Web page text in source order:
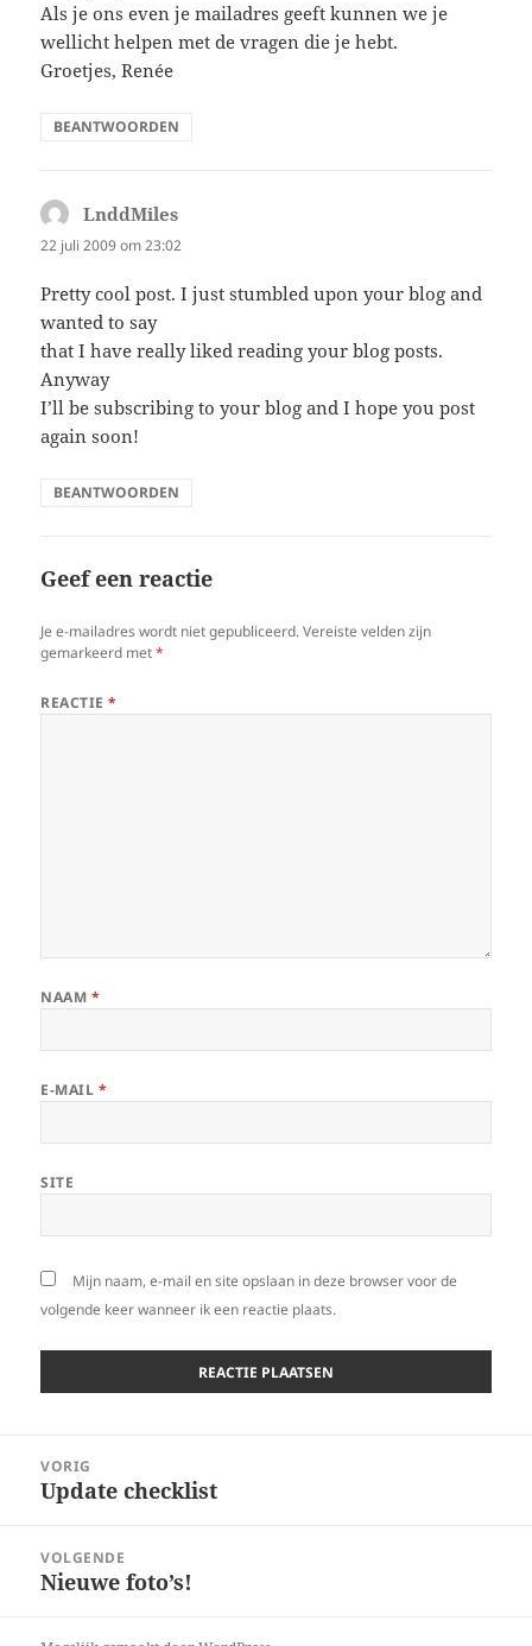
Als je ons even je mailadres geeft kunnen we je
wellicht helpen met de vragen die je hebt.
Groetjes, Renée
BEANTWOORDEN
LnddMiles
22 juli 2009 om 23:02
Pretty cool post. I just stumbled upon your blog and
wanted to say
that I have really liked reading your blog posts.
Anyway
I’ll be subscribing to your blog and I hope you post
again soon!
BEANTWOORDEN
Geef een reactie
Je e-mailadres wordt niet gepubliceerd. Vereiste velden zijn
gemarkeerd met*
REACTIE*
NAAM *
E-MAIL *
SITE
Mijn naam, e-mail en site opslaan in deze browser voor de
volgende keer wanneer ik een reactie plaats.
navigatie
VORIG
Vorig
Update checklist
VOLGENDE
Volgend
Nieuwe foto’s!